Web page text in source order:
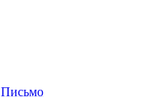
Письмо